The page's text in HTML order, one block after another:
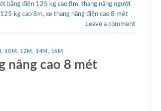
bằng điện 125 kg cao 8m, thang nâng người
kg cao 8m, xe thang nâng điện cao 8 mét
Leave a comment
10M, 12M, 14M, 16M
nâng cao 8 mét